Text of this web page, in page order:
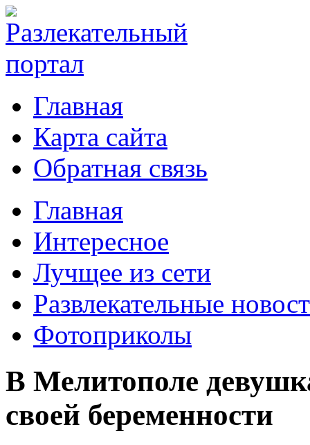
Главная
Карта сайта
Обратная связь
Главная
Интересное
Лучщее из сети
Развлекательные
Фотоприколы
В Мелитополе
своей беременности